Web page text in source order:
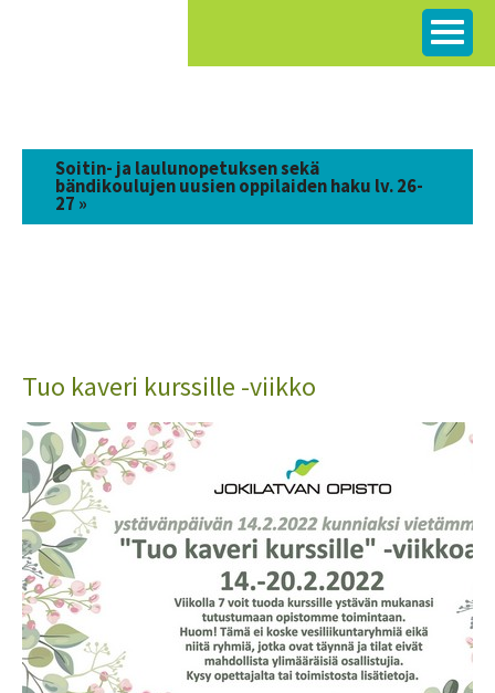
Soitin- ja laulunopetuksen sekä
bändikoulujen uusien oppilaiden haku lv. 26-
27 »
Tuo kaveri kurssille -viikko